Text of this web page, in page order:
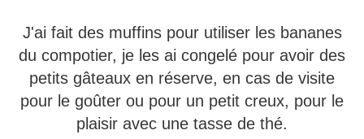
J'ai fait des muffins pour utiliser les bananes
du compotier, je les ai congelé pour avoir des
petits gâteaux en réserve, en cas de visite
pour le goûter ou pour un petit creux, pour le
plaisir avec une tasse de thé.